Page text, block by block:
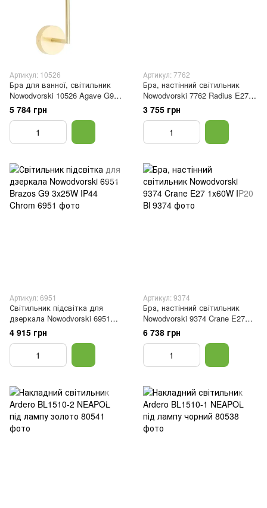
Артикул: 10526
Бра для ванної, світильник
Nowodvorski 10526 Agave G9
1x5W IP44 Br
5 784 грн
Артикул: 7762
Бра, настінний світильник
Nowodvorski 7762 Radius E27
1x60W IP20 Bl
3 755 грн
Артикул: 6951
Світильник підсвітка для
дзеркала Nowodvorski 6951
Brazos G9 3x25W IP44 Chrom
4 915 грн
Артикул: 9374
Бра, настінний світильник
Nowodvorski 9374 Crane E27
1x60W IP20 Bl
6 738 грн